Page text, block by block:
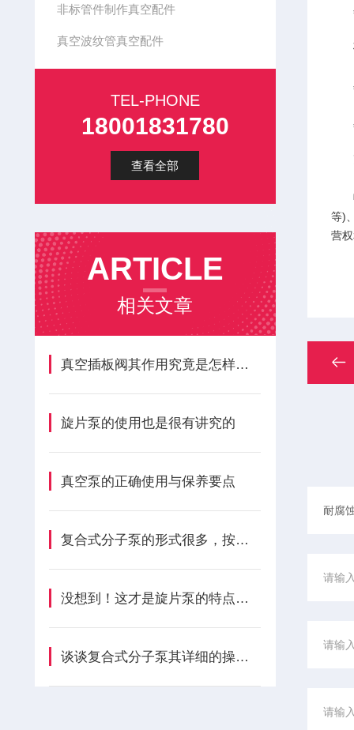
非标管件制作真空配件
真空波纹管真空配件
TEL-PHONE
18001831780
查看全部
ARTICLE
相关文章
真空插板阀其作用究竟是怎样的呢？
旋片泵的使用也是很有讲究的
真空泵的正确使用与保养要点
复合式分子泵的形式很多，按结构可分为？
没想到！这才是旋片泵的特点所在啊
谈谈复合式分子泵其详细的操作步骤
真
材
真
真
耐
鸣
等)
营